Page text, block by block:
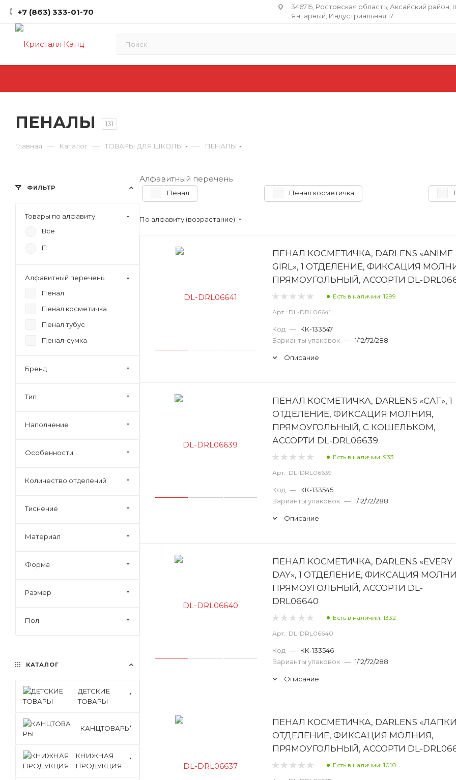
+7 (863) 333-01-70
346715, Ростовская область​, Аксайский район,
Янтарный, Индустриальная 17
ПЕНАЛЫ 131
Главная — Каталог — ТОВАРЫ ДЛЯ ШКОЛЫ — ПЕНАЛЫ
Алфавитный перечень
Пенал Пенал косметичка
По алфавиту (возрастание)
ПЕНАЛ КОСМЕТИЧКА, DARLENS «ANIME
GIRL», 1 ОТДЕЛЕНИЕ, ФИКСАЦИЯ
ПРЯМОУГОЛЬНЫЙ, АССОРТИ DL-
Есть в наличии: 1299
Арт.: DL-DRL06641
Код — КК-133547
Варианты упаковок — 1/12/72/288
Описание
ПЕНАЛ КОСМЕТИЧКА, DARLENS «CAT», 1
ОТДЕЛЕНИЕ, ФИКСАЦИЯ МОЛНИЯ,
ПРЯМОУГОЛЬНЫЙ, С КОШЕЛЬКОМ,
АССОРТИ DL-DRL06639
Есть в наличии: 933
Арт.: DL-DRL06639
Код — КК-133545
Варианты упаковок — 1/12/72/288
Описание
ПЕНАЛ КОСМЕТИЧКА, DARLENS «EVERY
DAY», 1 ОТДЕЛЕНИЕ, ФИКСАЦИЯ
ПРЯМОУГОЛЬНЫЙ, АССОРТИ DL-
DRL06640
Есть в наличии: 1332
Арт.: DL-DRL06640
Код — КК-133546
Варианты упаковок — 1/12/72/288
Описание
ПЕНАЛ КОСМЕТИЧКА, DARLENS
ОТДЕЛЕНИЕ, ФИКСАЦИЯ МОЛНИЯ,
ПРЯМОУГОЛЬНЫЙ, АССОРТИ DL-
Есть в наличии: 1010
ФИЛЬТР
Товары по алфавиту
Все
П
Алфавитный перечень
Пенал
Пенал косметичка
Пенал тубус
Пенал-сумка
Бренд
Тип
Наполнение
Особенности
Количество отделений
Тиснение
Материал
Форма
Размер
Пол
КАТАЛОГ
ДЕТСКИЕ
ТОВАРЫ
КАНЦТОВАРЫ
КНИЖНАЯ
ПРОДУКЦИЯ